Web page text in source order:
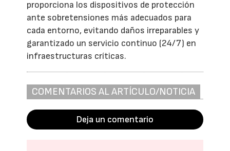
proporciona los dispositivos de protección
ante sobretensiones más adecuados para
cada entorno, evitando daños irreparables y
garantizado un servicio continuo (24/7) en
infraestructuras críticas.
COMENTARIOS AL ARTÍCULO/NOTICIA
Deja un comentario